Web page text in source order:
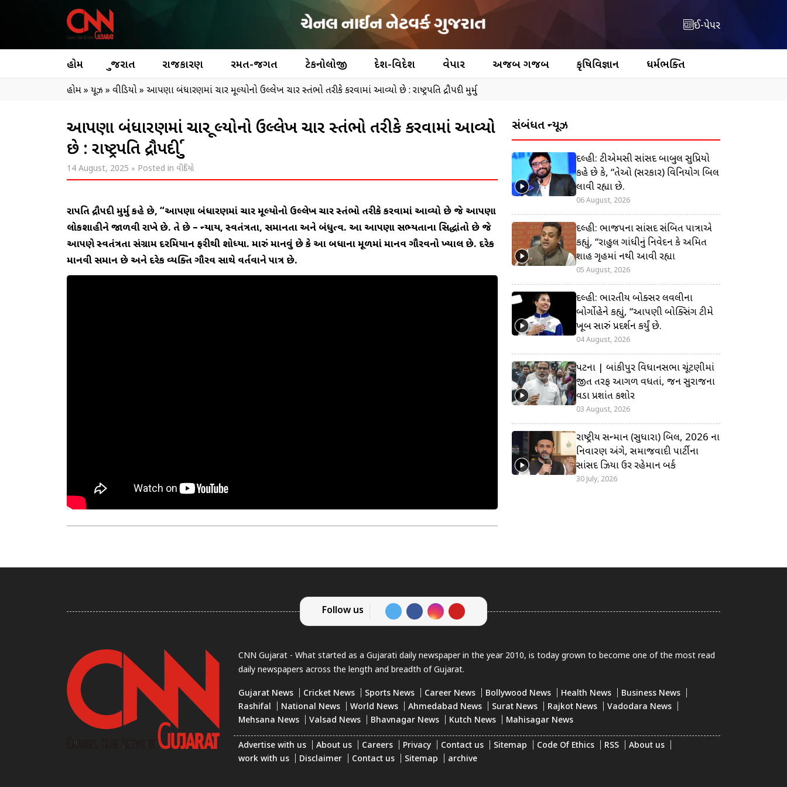
ઈ-પેપર
હોમ ગુજરાત રાજકારણ રમત-જગત ટેકનોલોજી દેશ-વિદેશ વેપાર અજબ ગજબ કૃષિવિજ્ઞાન ધર્મભક્તિ
હોમ» ન્યૂઝ » વીડિયો» આપણા બંધારણમાં ચાર મૂલ્યોનો ઉલ્લેખ ચાર સ્તંભો તરીકે કરવામાં આવ્યો છે : રાષ્ટ્રપતિ દ્રૌપદી મુર્મુ
આપણા બંધારણમાં ચાર મૂલ્યોનો ઉલ્લેખ ચાર સ્તંભો તરીકે કરવામાં આવ્યો
છે : રાષ્ટ્રપતિ દ્રૌપદી મુર્મુ
14 August, 2025 Posted in વીડિયો
રાષ્ટ્રપતિ દ્રૌપદી મુર્મુ કહે છે, “આપણા બંધારણમાં ચાર મૂલ્યોનો ઉલ્લેખ ચાર સ્તંભો તરીકે કરવામાં આવ્યો છે જે આપણા
લોકશાહીને જાળવી રાખે છે. તે છે – ન્યાય, સ્વતંત્રતા, સમાનતા અને બંધુત્વ. આ આપણા સભ્યતાના સિદ્ધાંતો છે જે
આપણે સ્વતંત્રતા સંગ્રામ દરમિયાન ફરીથી શોધ્યા. મારું માનવું છે કે આ બધાના મૂળમાં માનવ ગૌરવનો ખ્યાલ છે. દરેક
માનવી સમાન છે અને દરેક વ્યક્તિ ગૌરવ સાથે વર્તવાને પાત્ર છે.
સંબંધિત ન્યૂઝ
દિલ્હી: ટીએમસી સાંસદ બાબુલ સુપ્રિયો
કહે છે કે, “તેઓ (સરકાર) વિનિયોગ બિલ
લાવી રહ્યા છે.
06 August, 2026
દિલ્હી: ભાજપના સાંસદ સંબિત પાત્રાએ
કહ્યું, “રાહુલ ગાંધીનું નિવેદન કે અમિત
શાહ ગૃહમાં નથી આવી રહ્યા
05 August, 2026
દિલ્હી: ભારતીય બોક્સર લવલીના
બોર્ગોહેને કહ્યું, “આપણી બોક્સિંગ ટીમે
ખૂબ સારું પ્રદર્શન કર્યું છે.
04 August, 2026
પટના | બાંકીપુર વિધાનસભા ચૂંટણીમાં
જીત તરફ આગળ વધતાં, જન સુરાજના
વડા પ્રશાંત કિશોર
03 August, 2026
રાષ્ટ્રીય સન્માન (સુધારા) બિલ, 2026 ના
નિવારણ અંગે, સમાજવાદી પાર્ટીના
સાંસદ ઝિયા ઉર રહેમાન બર્ક
30 July, 2026
Follow us
CNN Gujarat - What started as a Gujarati daily newspaper in the year 2010, is today grown to become one of the most read
daily newspapers across the length and breadth of Gujarat.
Gujarat News Cricket News Sports News Career News Bollywood News Health News
Business News
Rashifal
National News World News Ahmedabad News Surat News Rajkot News
Vadodara News
Mehsana News
Valsad News Bhavnagar News Kutch News Mahisagar News
Advertise with us About us Careers Privacy Contact us Sitemap Code Of Ethics RSS
About us
work with us
Disclaimer Contact us Sitemap archive